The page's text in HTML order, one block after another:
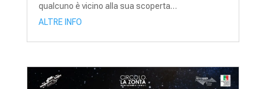
qualcuno è vicino alla sua scoperta…
ALTRE INFO